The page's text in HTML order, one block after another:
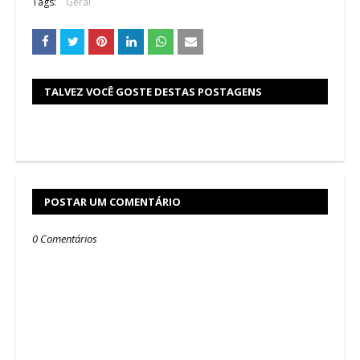
TALVEZ VOCÊ GOSTE DESTAS POSTAGENS
POSTAR UM COMENTÁRIO
0 Comentários